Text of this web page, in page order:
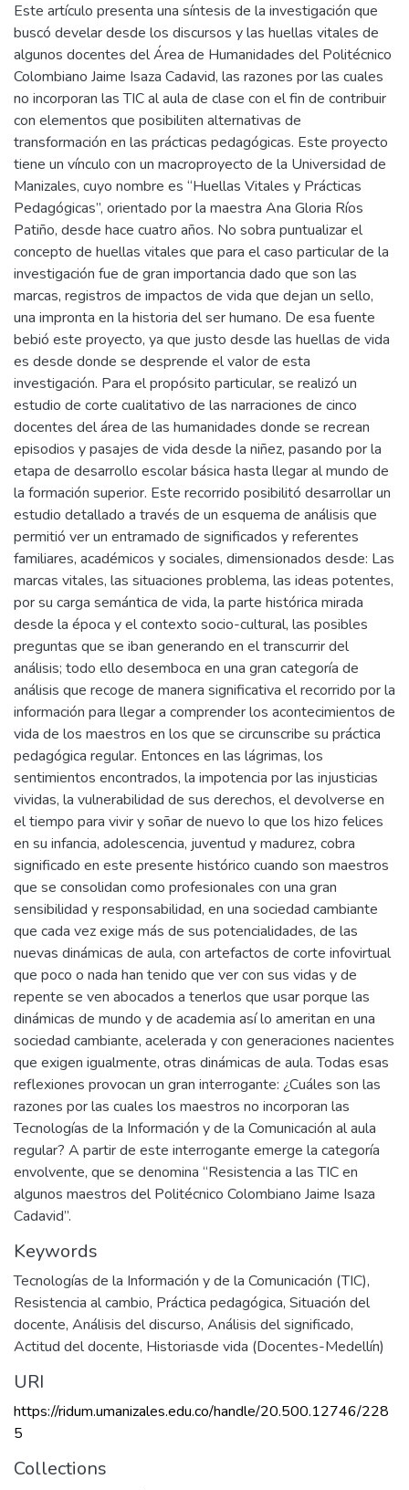
Este artículo presenta una síntesis de la investigación que
buscó develar desde los discursos y las huellas vitales de
algunos docentes del Área de Humanidades del Politécnico
Colombiano Jaime Isaza Cadavid, las razones por las cuales
no incorporan las TIC al aula de clase con el fin de contribuir
con elementos que posibiliten alternativas de
transformación en las prácticas pedagógicas. Este proyecto
tiene un vínculo con un macroproyecto de la Universidad de
Manizales, cuyo nombre es “Huellas Vitales y Prácticas
Pedagógicas”, orientado por la maestra Ana Gloria Ríos
Patiño, desde hace cuatro años. No sobra puntualizar el
concepto de huellas vitales que para el caso particular de la
investigación fue de gran importancia dado que son las
marcas, registros de impactos de vida que dejan un sello,
una impronta en la historia del ser humano. De esa fuente
bebió este proyecto, ya que justo desde las huellas de vida
es desde donde se desprende el valor de esta
investigación. Para el propósito particular, se realizó un
estudio de corte cualitativo de las narraciones de cinco
docentes del área de las humanidades donde se recrean
episodios y pasajes de vida desde la niñez, pasando por la
etapa de desarrollo escolar básica hasta llegar al mundo de
la formación superior. Este recorrido posibilitó desarrollar un
estudio detallado a través de un esquema de análisis que
permitió ver un entramado de significados y referentes
familiares, académicos y sociales, dimensionados desde: Las
marcas vitales, las situaciones problema, las ideas potentes,
por su carga semántica de vida, la parte histórica mirada
desde la época y el contexto socio-cultural, las posibles
preguntas que se iban generando en el transcurrir del
análisis; todo ello desemboca en una gran categoría de
análisis que recoge de manera significativa el recorrido por la
información para llegar a comprender los acontecimientos de
vida de los maestros en los que se circunscribe su práctica
pedagógica regular. Entonces en las lágrimas, los
sentimientos encontrados, la impotencia por las injusticias
vividas, la vulnerabilidad de sus derechos, el devolverse en
el tiempo para vivir y soñar de nuevo lo que los hizo felices
en su infancia, adolescencia, juventud y madurez, cobra
significado en este presente histórico cuando son maestros
que se consolidan como profesionales con una gran
sensibilidad y responsabilidad, en una sociedad cambiante
que cada vez exige más de sus potencialidades, de las
nuevas dinámicas de aula, con artefactos de corte infovirtual
que poco o nada han tenido que ver con sus vidas y de
repente se ven abocados a tenerlos que usar porque las
dinámicas de mundo y de academia así lo ameritan en una
sociedad cambiante, acelerada y con generaciones nacientes
que exigen igualmente, otras dinámicas de aula. Todas esas
reflexiones provocan un gran interrogante: ¿Cuáles son las
razones por las cuales los maestros no incorporan las
Tecnologías de la Información y de la Comunicación al aula
regular? A partir de este interrogante emerge la categoría
envolvente, que se denomina “Resistencia a las TIC en
algunos maestros del Politécnico Colombiano Jaime Isaza
Cadavid”.
Keywords
Tecnologías de la Información y de la Comunicación (TIC),
Resistencia al cambio, Práctica pedagógica, Situación del
docente, Análisis del discurso, Análisis del significado,
Actitud del docente, Historiasde vida (Docentes-Medellín)
URI
https://ridum.umanizales.edu.co/handle/20.500.12746/228
5
Collections